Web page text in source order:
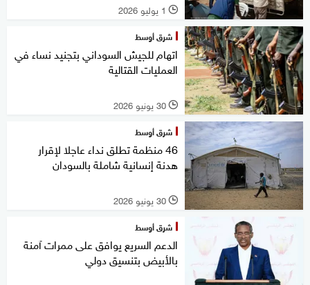
l 1 يوليو 2026
شرق أوسط
اتهام للجيش السوداني بتجنيد نساء في
العمليات القتالية
l 30 يونيو 2026
شرق أوسط
46 منظمة تطلق نداء عاجلا لإقرار
هدنة إنسانية شاملة بالسودان
l 30 يونيو 2026
شرق أوسط
الدعم السريع يوافق على ممرات آمنة
بالأبيض بتنسيق دولي